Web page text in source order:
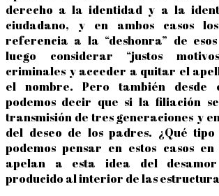
derecho a la identidad y a la
ciudadano, y en ambos casos
referencia a la “deshonra” de
luego considerar “justos
criminales y acceder a quitar el
el nombre. Pero también desde
podemos decir que si la filiación
transmisión de tres generaciones y
del deseo de los padres. ¿Qué
podemos pensar en estos casos
apelan a esta idea del
producido al interior de las